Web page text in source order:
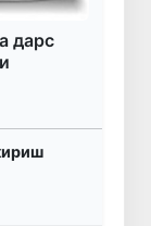
дарс